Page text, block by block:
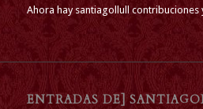
Ahora hay santiagollull contribuciones
ENTRADAS DE]